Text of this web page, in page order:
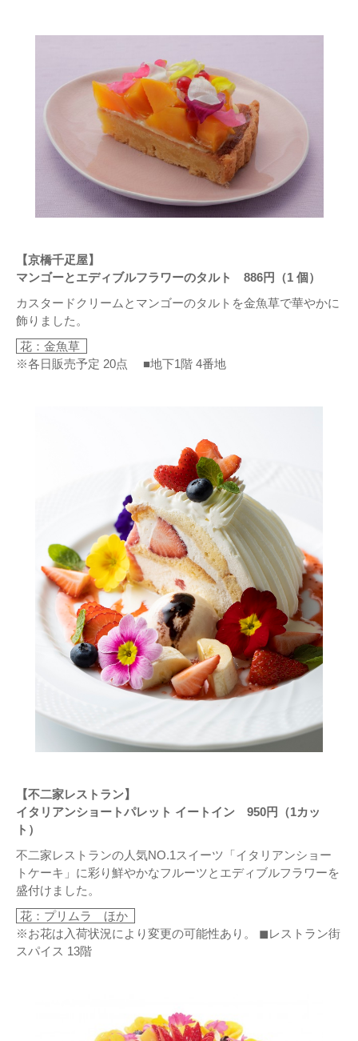
【京橋千疋屋】
マンゴーとエディブルフラワーのタルト 886円（1 個）
カスタードクリームとマンゴーのタルトを金魚草で華やかに
飾りました。
花：金魚草
※各日販売予定 20点 ■地下1階 4番地
【不二家レストラン】
イタリアンショートパレット イートイン 950円（1カッ
ト）
不二家レストランの人気NO.1スイーツ「イタリアンショー
トケーキ」に彩り鮮やかなフルーツとエディブルフラワーを
盛付けました。
花：プリムラ ほか
※お花は入荷状況により変更の可能性あり。 ◼レストラン街
スパイス 13階